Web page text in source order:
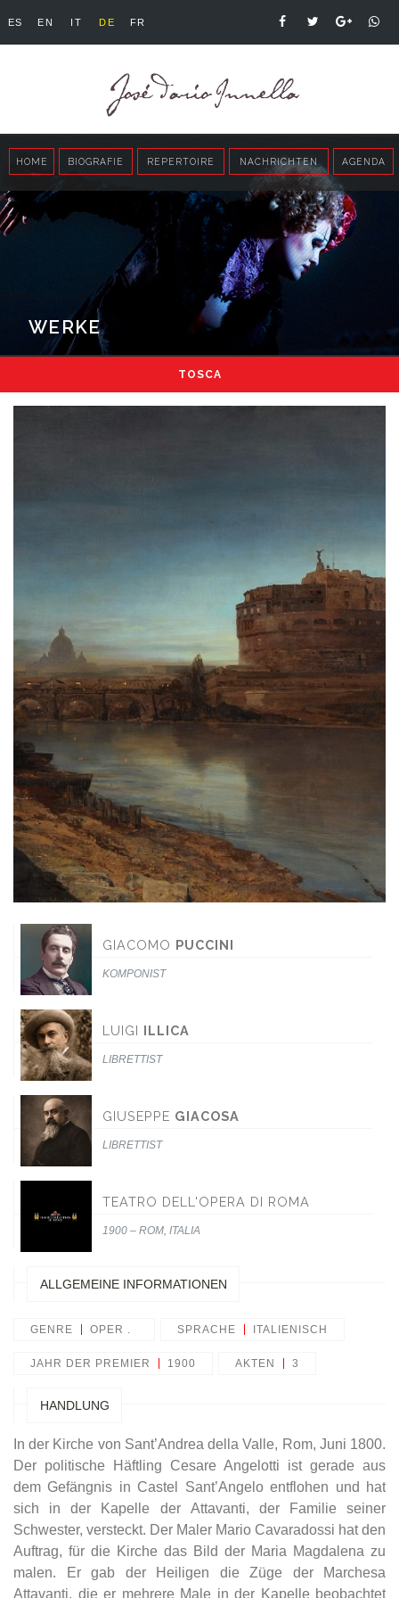
ES EN IT DE FR
HOME BIOGRAFIE REPERTOIRE NACHRICHTEN AGENDA
WERKE
TOSCA
GIACOMO PUCCINI
KOMPONIST
LUIGI ILLICA
LIBRETTIST
GIUSEPPE GIACOSA
LIBRETTIST
TEATRO DELL'OPERA DI ROMA
1900 – ROM, ITALIA
ALLGEMEINE INFORMATIONEN
GENRE OPER . SPRACHE ITALIENISCH
JAHR DER PREMIER 1900 AKTEN 3
HANDLUNG
In der Kirche von Sant’Andrea della Valle, Rom, Juni 1800.
Der politische Häftling Cesare Angelotti ist gerade aus
dem Gefängnis in Castel Sant’Angelo entflohen und hat
sich in der Kapelle der Attavanti, der Familie seiner
Schwester, versteckt. Der Maler Mario Cavaradossi hat den
Auftrag, für die Kirche das Bild der Maria Magdalena zu
malen. Er gab der Heiligen die Züge der Marchesa
Attavanti, die er mehrere Male in der Kapelle beobachtet